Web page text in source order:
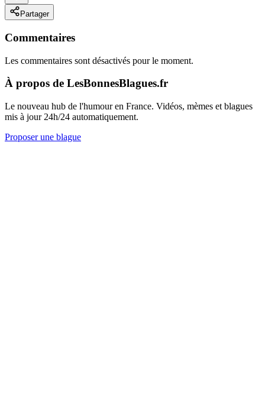
Partager
Commentaires
Les commentaires sont désactivés pour le moment.
À propos de LesBonnesBlagues.fr
Le nouveau hub de l'humour en France. Vidéos, mèmes et blagues
mis à jour 24h/24 automatiquement.
Proposer une blague